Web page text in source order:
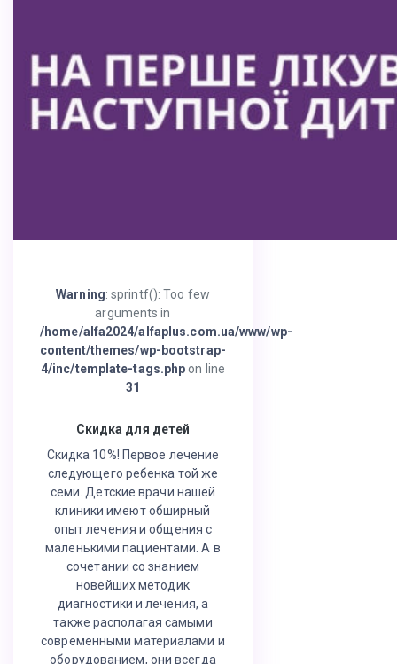
Warning: sprintf(): Too few
arguments in
/home/alfa2024/alfaplus.com.ua/www/wp-
content/themes/wp-bootstrap-
4/inc/template-tags.php on line
31
Скидка для детей
Скидка 10%! Первое лечение
следующего ребенка той же
семи. Детские врачи нашей
клиники имеют обширный
опыт лечения и общения с
маленькими пациентами. А в
сочетании со знанием
новейших методик
диагностики и лечения, а
также располагая самыми
современными материалами и
оборудованием, они всегда